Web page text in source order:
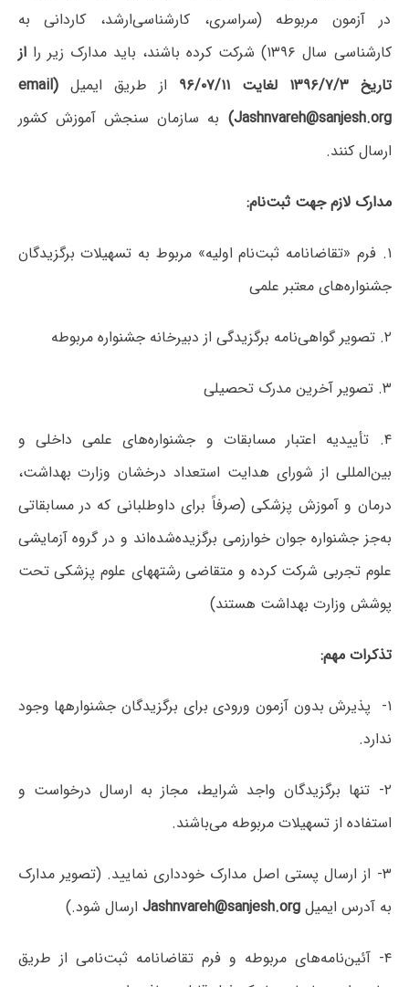
در آزمون مربوطه (سراسری، کارشناسی‌ارشد، کاردانی به
کارشناسی سال ۱۳۹۶) شرکت کرده باشند، باید مدارک زیر را
از
تاریخ ۱۳۹۶/۷/۳ لغایت ۹۶/۰۷/۱۱
از طریق ایمیلemail)
Jashnvareh@sanjesh.org)
به سازمان سنجش آموزش کشور
ارسال کنند.
مدارک لازم جهت ثبت‌نام:
۱. فرم «تقاضانامه ثبت‌نام اولیه» مربوط به تسهیلات برگزیدگان
جشنواره‌های معتبر علمی
۲. تصویر گواهی‌نامه برگزیدگی از دبیرخانه جشنواره مربوطه
۳. تصویر آخرین مدرک تحصیلی
۴. تأییدیه اعتبار مسابقات و جشنواره‌های علمی داخلی و
بین‌المللی از شورای هدایت استعداد درخشان وزارت بهداشت،
درمان و آموزش پزشکی (صرفاً برای داوطلبانی که در مسابقاتی
به‌جز جشنواره جوان خوارزمی برگزیده‌شده‌اند و در گروه آزمایشی
علوم تجربی شرکت کرده و متقاضی رشته‎های علوم پزشکی تحت
پوشش وزارت بهداشت هستند)
تذکرات مهم:
۱- پذیرش بدون آزمون ورودی برای برگزیدگان جشنواره‎ها وجود
ندارد.
۲- تنها برگزیدگان واجد شرایط، مجاز به ارسال درخواست و
استفاده از تسهیلات مربوطه می‌باشند.
۳- از ارسال پستی اصل مدارک خودداری نمایید. (تصویر مدارک
به آدرس ایمیلJashnvareh@sanjesh.org ارسال شود.)
۴- آئین‌نامه‌های مربوطه و فرم تقاضانامه ثبت‌نامی از طریق